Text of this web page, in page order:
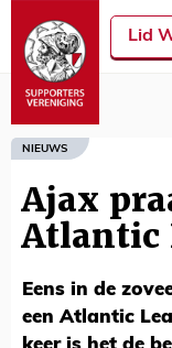
Lid
NIEUWS
Ajax
Atlantic
Eens in de
een Atlantic